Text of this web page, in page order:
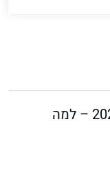
התחדשות עירונית ב-2025 – למה